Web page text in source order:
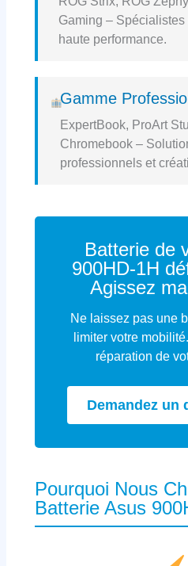
Gaming –
haute performance.
Gamme
ExpertBook, ProArt
Chromebook –
professionnels et
Batterie de
900HD-1H
Agissez
Ne laissez pas une
limiter votre
réparation de
Demandez un
Pourquoi Nous
Batterie Asus